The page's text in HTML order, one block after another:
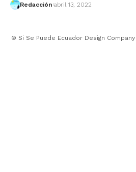
Redacción abril 13, 2022
© Si Se Puede Ecuador Design